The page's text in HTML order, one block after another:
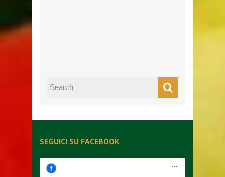
SEGUICI SU FACEBOOK